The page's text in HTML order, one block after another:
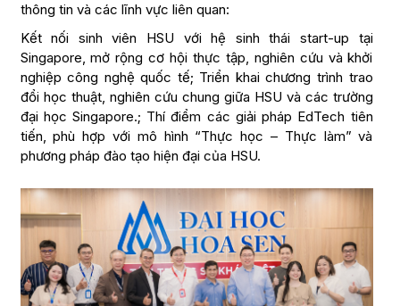
thông tin và các lĩnh vực liên quan:
Kết nối sinh viên HSU với hệ sinh thái start-up tại
Singapore, mở rộng cơ hội thực tập, nghiên cứu và khởi
nghiệp công nghệ quốc tế; Triển khai chương trình trao
đổi học thuật, nghiên cứu chung giữa HSU và các trường
đại học Singapore.; Thí điểm các giải pháp EdTech tiên
tiến, phù hợp với mô hình “Thực học – Thực làm” và
phương pháp đào tạo hiện đại của HSU.